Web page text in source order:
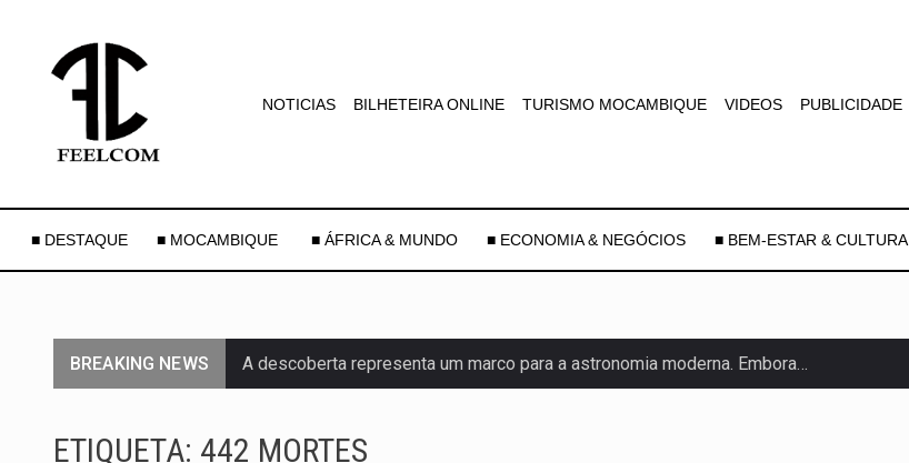
NOTICIAS BILHETEIRA ONLINE TURISMO MOCAMBIQUE VIDEOS PUBLICIDADE
■ DESTAQUE ■ MOCAMBIQUE ■ ÁFRICA & MUNDO ■ ECONOMIA & NEGÓCIOS ■ BEM-ESTAR & CULTURA
BREAKING NEWS A descoberta representa um marco para a astronomia moderna. Embora…
ETIQUETA: 442 MORTES